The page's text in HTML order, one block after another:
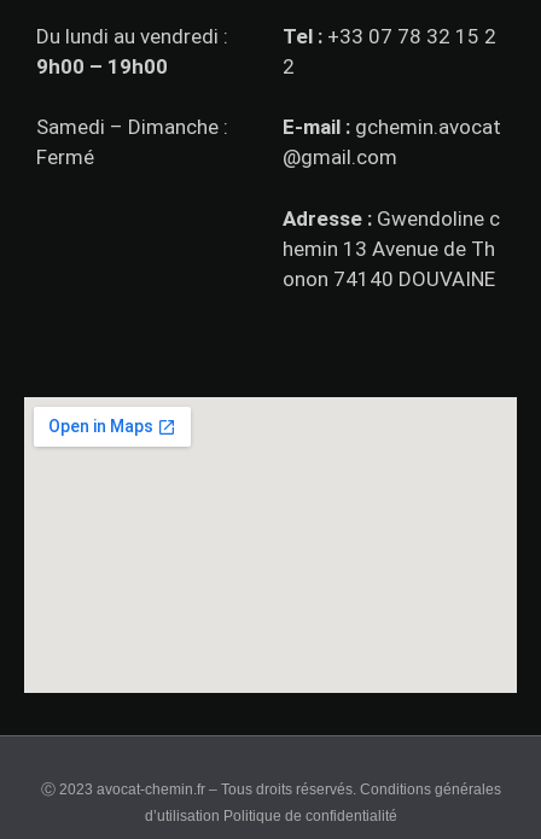
Du lundi au vendredi :
9h00 – 19h00
Samedi – Dimanche :
Fermé
Tel : +33 07 78 32 15 2
2
E-mail : gchemin.avocat
@gmail.com
Adresse : Gwendoline c
hemin 13 Avenue de Th
onon 74140 DOUVAINE
Ⓒ 2023 avocat-chemin.fr – Tous droits réservés. Conditions générales
d’utilisation Politique de confidentialité